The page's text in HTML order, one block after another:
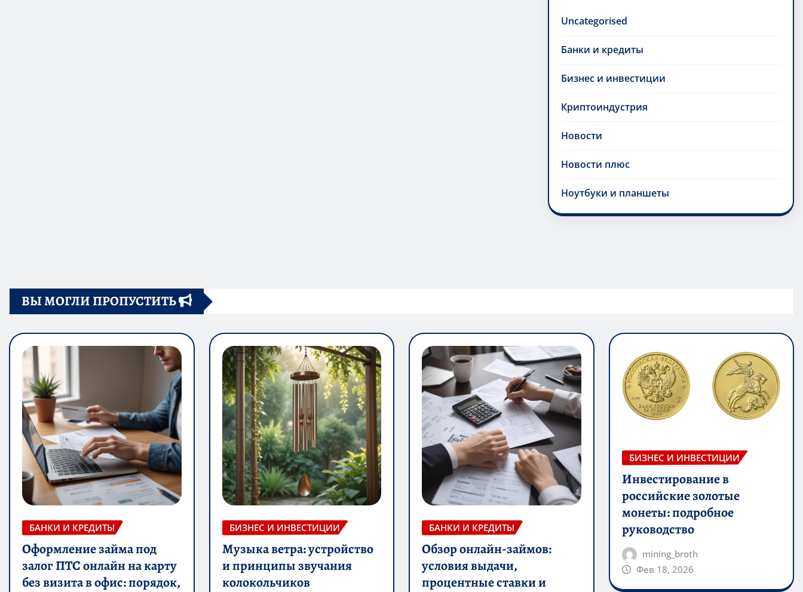
Uncategorised
Банки и кредиты
Бизнес и инвестиции
Криптоиндустрия
Новости
Новости плюс
Ноутбуки и планшеты
ВЫ МОГЛИ ПРОПУСТИТЬ
БАНКИ И КРЕДИТЫ
Оформление займа под
залог ПТС онлайн на карту
без визита в офис: порядок,
БИЗНЕС И ИНВЕСТИЦИИ
Музыка ветра: устройство
и принципы звучания
колокольчиков
БАНКИ И КРЕДИТЫ
Обзор онлайн-займов:
условия выдачи,
процентные ставки и
БИЗНЕС И ИНВЕСТИЦИИ
Инвестирование в
российские золотые
монеты: подробное
руководство
mining_broth
Фев 18, 2026